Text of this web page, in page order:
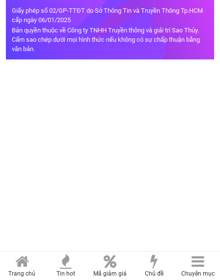
Giấy phép số 02/GP-TTĐT do Sở Thông Tin và Truyền Thông Tp.HCM
cấp ngày 06/01/2025
Bản quyền thuộc về Công ty TNHH Truyền thông và giải trí Sao Thủy.
Cấm sao chép dưới mọi hình thức nếu không có sự chấp thuận bằng
văn bản.
Trang chủ Tin hot Mã giảm giá Chủ đề Chuyên mục